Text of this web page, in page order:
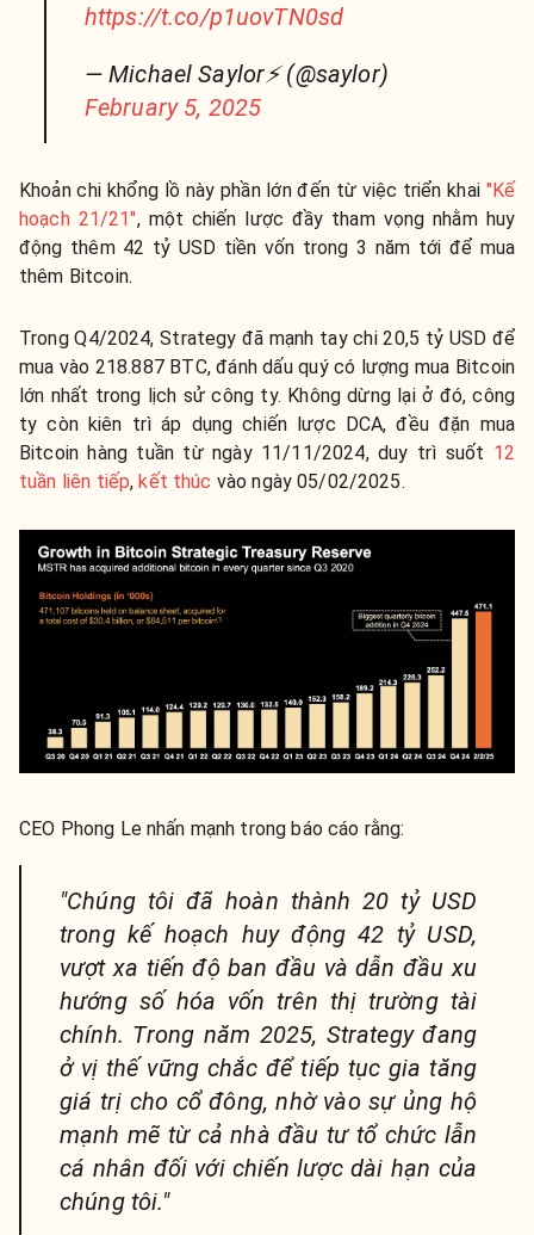
https://t.co/p1uovTN0sd
— Michael Saylor⚡️ (@saylor)
February 5, 2025
Khoản chi khổng lồ này phần lớn đến từ việc triển khai "Kế
hoạch 21/21", một chiến lược đầy tham vọng nhằm huy
động thêm 42 tỷ USD tiền vốn trong 3 năm tới để mua
thêm Bitcoin.
Trong Q4/2024, Strategy đã mạnh tay chi 20,5 tỷ USD để
mua vào 218.887 BTC, đánh dấu quý có lượng mua Bitcoin
lớn nhất trong lịch sử công ty. Không dừng lại ở đó, công
ty còn kiên trì áp dụng chiến lược DCA, đều đặn mua
Bitcoin hàng tuần từ ngày 11/11/2024, duy trì suốt 12
tuần liên tiếp,kết thúc vào ngày 05/02/2025.
CEO Phong Le nhấn mạnh trong báo cáo rằng:
"Chúng tôi đã hoàn thành 20 tỷ USD
trong kế hoạch huy động 42 tỷ USD,
vượt xa tiến độ ban đầu và dẫn đầu xu
hướng số hóa vốn trên thị trường tài
chính. Trong năm 2025, Strategy đang
ở vị thế vững chắc để tiếp tục gia tăng
giá trị cho cổ đông, nhờ vào sự ủng hộ
mạnh mẽ từ cả nhà đầu tư tổ chức lẫn
cá nhân đối với chiến lược dài hạn của
chúng tôi."